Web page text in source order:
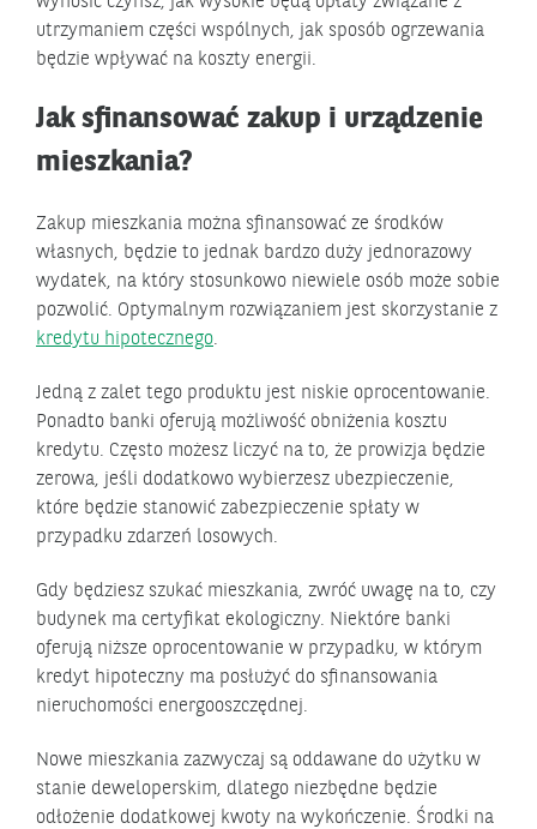
utrzymaniem części wspólnych, jak sposób ogrzewania
będzie wpływać na koszty energii.
Jak sfinansować zakup i urządzenie
mieszkania?
Zakup mieszkania można sfinansować ze środków
własnych, będzie to jednak bardzo duży jednorazowy
wydatek, na który stosunkowo niewiele osób może sobie
pozwolić. Optymalnym rozwiązaniem jest skorzystanie z
kredytu hipotecznego.
Jedną z zalet tego produktu jest niskie oprocentowanie.
Ponadto banki oferują możliwość obniżenia kosztu
kredytu. Często możesz liczyć na to, że prowizja będzie
zerowa, jeśli dodatkowo wybierzesz ubezpieczenie,
które będzie stanowić zabezpieczenie spłaty w
przypadku zdarzeń losowych.
Gdy będziesz szukać mieszkania, zwróć uwagę na to, czy
budynek ma certyfikat ekologiczny. Niektóre banki
oferują niższe oprocentowanie w przypadku, w którym
kredyt hipoteczny ma posłużyć do sfinansowania
nieruchomości energooszczędnej.
Nowe mieszkania zazwyczaj są oddawane do użytku w
stanie deweloperskim, dlatego niezbędne będzie
odłożenie dodatkowej kwoty na wykończenie. Środki na